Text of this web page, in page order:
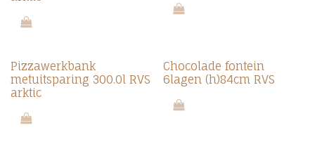
Pizzawerkbank
metuitsparing 300.0l RVS
arktic
Chocolade fontein
6lagen (h)84cm RVS